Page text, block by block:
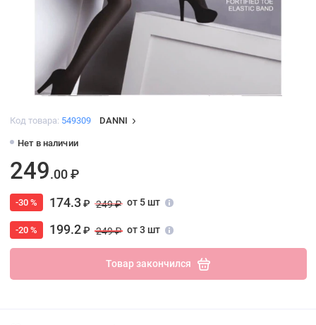
Код товара: 549309 DANNI
Нет в наличии
249.00 ₽
-30 % 174.3₽ 249 ₽ от 5 шт
-20 % 199.2₽ 249 ₽ от 3 шт
Товар закончился